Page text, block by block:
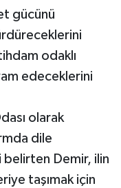
gücünü
odaklı
edeceklerini
olarak
dile
Demir, ilin
taşımak için